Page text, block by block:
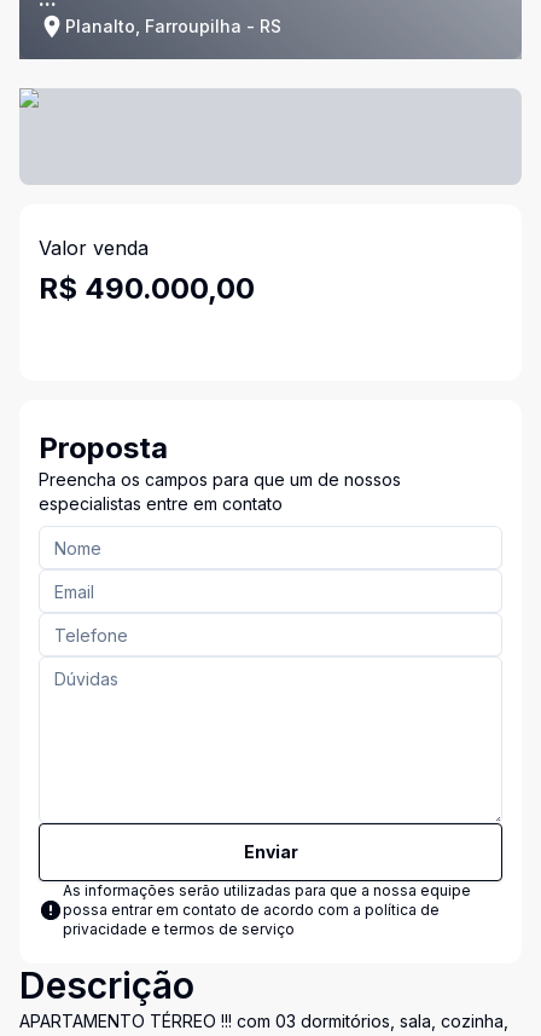
Planalto, Farroupilha - RS
Valor venda
R$ 490.000,00
Proposta
Preencha os campos para que um de nossos
especialistas entre em contato
Enviar
As informações serão utilizadas para que a nossa equipe
possa entrar em contato de acordo com a política de
privacidade e termos de serviço
Descrição
APARTAMENTO TÉRREO !!! com 03 dormitórios, sala, cozinha,